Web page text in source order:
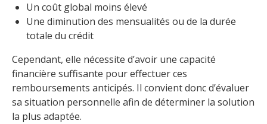
Un coût global moins élevé
Une diminution des mensualités ou de la durée
totale du crédit
Cependant, elle nécessite d’avoir une capacité
financière suffisante pour effectuer ces
remboursements anticipés. Il convient donc d’évaluer
sa situation personnelle afin de déterminer la solution
la plus adaptée.